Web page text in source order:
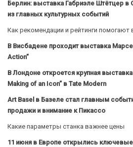
Берлин: выставка Габриэле Штётцер в
из главных культурных событий
Как рекомендации и рейтинги помогают
В Висбадене проходит выставка
Action”
В Лондоне откроется крупная
Making of an Icon” в Tate Modern
Art Basel в Базеле стал главным
продажи и внимание к Пикассо
Какие параметры станка важнее цены
11 июня в Европе открылись